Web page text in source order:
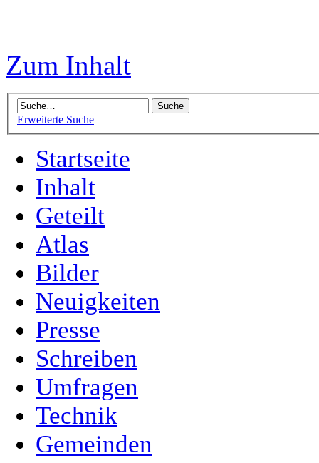
Zum Inhalt
Erweiterte Suche
Startseite
Inhalt
Geteilt
Atlas
Bilder
Neuigkeiten
Presse
Schreiben
Umfragen
Technik
Gemeinden